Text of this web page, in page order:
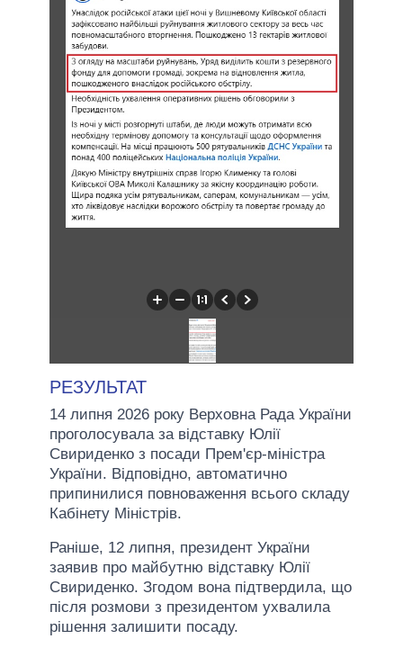
РЕЗУЛЬТАТ
14 липня 2026 року Верховна Рада України
проголосувала за відставку Юлії
Свириденко з посади Прем'єр-міністра
України. Відповідно, автоматично
припинилися повноваження всього складу
Кабінету Міністрів.
Раніше, 12 липня, президент України
заявив про майбутню відставку Юлії
Свириденко. Згодом вона підтвердила, що
після розмови з президентом ухвалила
рішення залишити посаду.